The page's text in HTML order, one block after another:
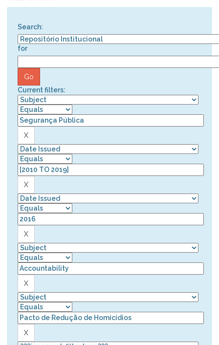
Search:
for
Current filters: